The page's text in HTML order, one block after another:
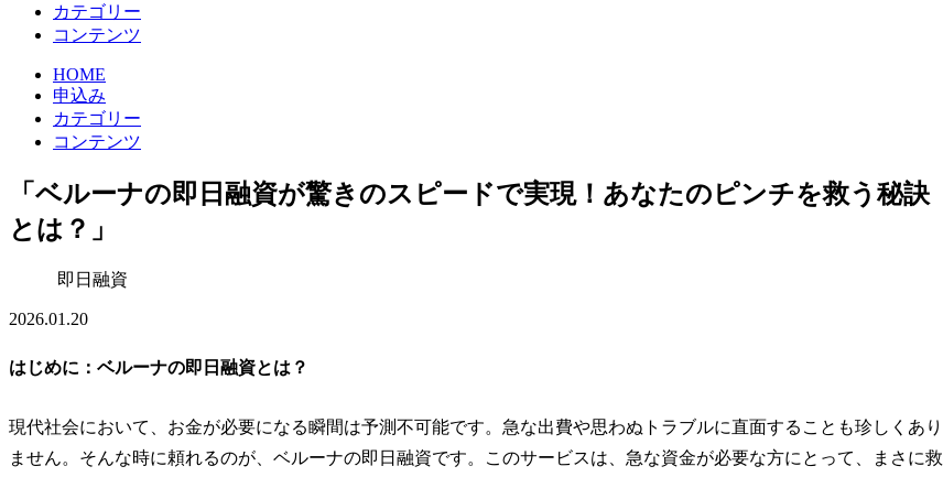
カテゴリー
コンテンツ
HOME
申込み
カテゴリー
コンテンツ
「ベルーナの即日融資が驚きのスピードで実現！あなたのピンチを救う秘訣
とは？」
即日融資
2026.01.20
はじめに：ベルーナの即日融資とは？
現代社会において、お金が必要になる瞬間は予測不可能です。急な出費や思わぬトラブルに直面することも珍しくあり
ません。そんな時に頼れるのが、ベルーナの即日融資です。このサービスは、急な資金が必要な方にとって、まさに救